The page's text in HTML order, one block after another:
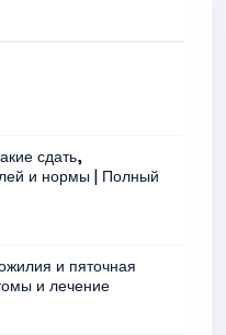
сдать,
и нормы | Полный
и пяточная
и лечение